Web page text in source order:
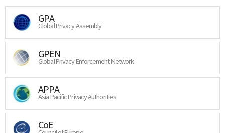
GPA
Global Privacy Assembly
GPEN
Global Privacy Enforcement Network
APPA
Asia Pacific Privacy Authorities
CoE